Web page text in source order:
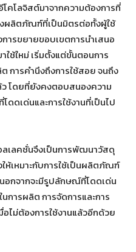
คโลจิสต์มาจากความต้องการที่
งผลิตภัณฑ์ที่เป็นมิตรต่อทั้งผู้ใช้
ารขยายขอบเขตการนำเสนอ
ใช้ใหม่ เริ่มตั้งแต่ขั้นตอนการ
การคำนึงถึงการใช้สอย จนถึง
ว โดยที่ยังคงตอบสนองความ
ดเด่นและการใช้งานที่เป็นไป
เลคชั่นจึงเป็นการพัฒนาวัสดุ
ห้เหมาะกับการใช้เป็นผลิตภัณฑ์
อกจากจะมีรูปลักษณ์ที่โดดเด่น
การผลิต การจัดการและการ
ไม่ต้องการใช้งานแล้วอีกด้วย